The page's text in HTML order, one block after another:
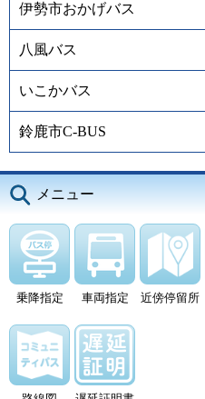
伊勢市おかげバス
八風バス
いこかバス
鈴鹿市C-BUS
メニュー
乗降指定 車両指定 近傍停留所